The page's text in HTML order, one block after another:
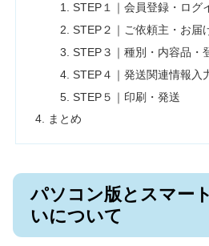
STEP１｜会員登録・ログ
STEP２｜ご依頼主・お届
STEP３｜種別・内容品・
STEP４｜発送関連情報入
STEP５｜印刷・発送
まとめ
パソコン版とスマー
いについて